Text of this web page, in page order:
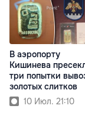
В аэропорту
Кишинева
три попытки
золотых слитков
10 Июл. 21:10